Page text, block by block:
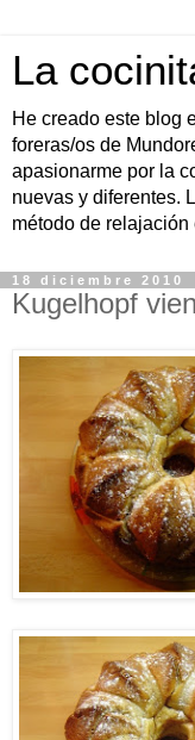
La
He creado este blog
foreras/os de
apasionarme por la
nuevas y diferentes.
método de
18 diciembre 2010
Kugelhopf